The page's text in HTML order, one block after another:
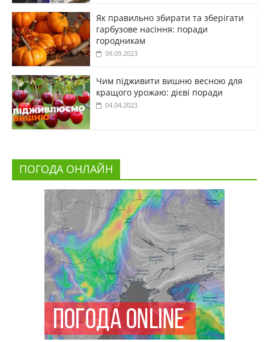
Як правильно збирати та зберігати
гарбузове насіння: поради
городникам
09.09.2023
Чим підживити вишню весною для
кращого урожаю: дієві поради
04.04.2023
ПОГОДА ОНЛАЙН